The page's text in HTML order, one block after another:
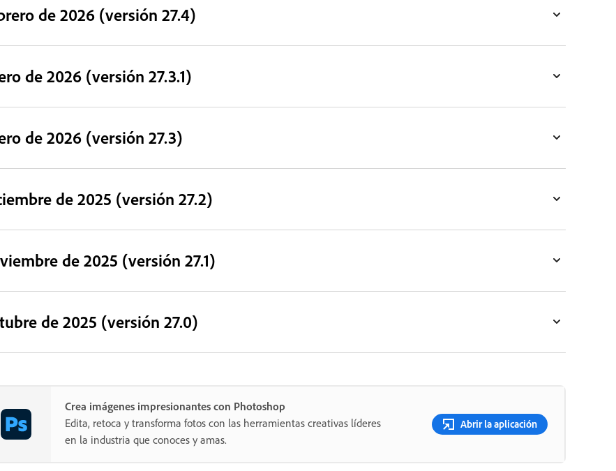
de 2026 (versión 27.4)
de 2026 (versión 27.3.1)
de 2026 (versión 27.3)
de 2025 (versión 27.2)
de 2025 (versión 27.1)
de 2025 (versión 27.0)
Crea imágenes impresionantes con Photoshop
Edita, retoca y transforma fotos con las herramientas creativas líderes
en la industria que conoces y amas.
Abrir la aplicación